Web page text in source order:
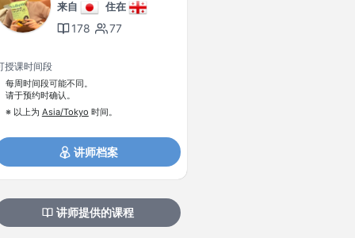
来自 住在
178 77
授课时间段
每周时间段可能不同。
请于预约时确认。
※ 以上为 Asia/Tokyo 时间。
讲师档案
讲师提供的课程